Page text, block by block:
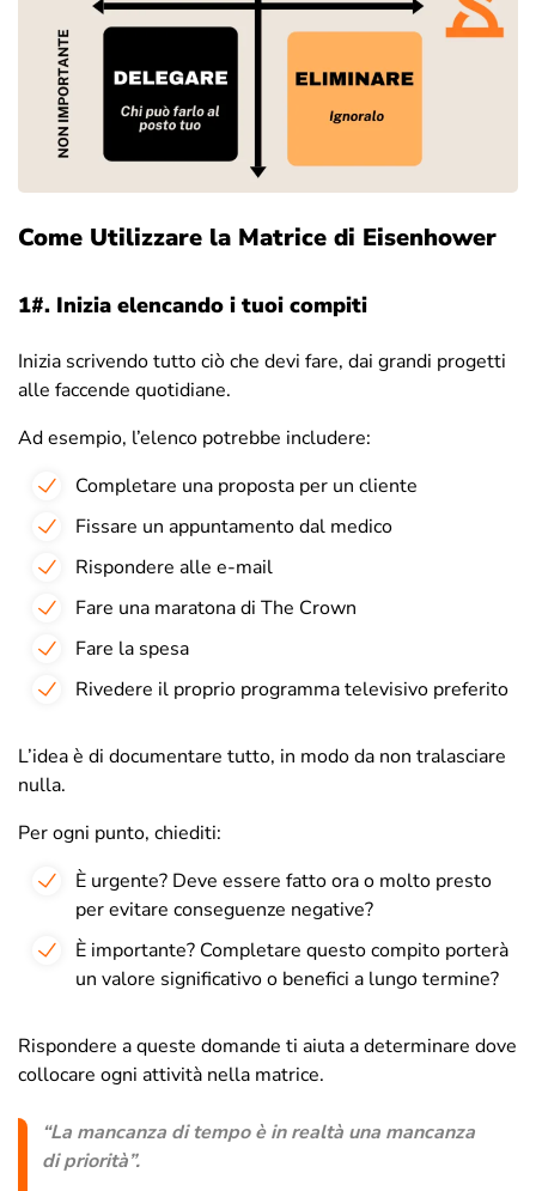
Come Utilizzare la Matrice di Eisenhower
1#. Inizia elencando i tuoi compiti
Inizia scrivendo tutto ciò che devi fare, dai grandi progetti
alle faccende quotidiane.
Ad esempio, l’elenco potrebbe includere:
Completare una proposta per un cliente
Fissare un appuntamento dal medico
Rispondere alle e-mail
Fare una maratona di The Crown
Fare la spesa
Rivedere il proprio programma televisivo preferito
L’idea è di documentare tutto, in modo da non tralasciare
nulla.
Per ogni punto, chiediti:
È urgente? Deve essere fatto ora o molto presto
per evitare conseguenze negative?
È importante? Completare questo compito porterà
un valore significativo o benefici a lungo termine?
Rispondere a queste domande ti aiuta a determinare dove
collocare ogni attività nella matrice.
“La mancanza di tempo è in realtà una mancanza
di priorità”.